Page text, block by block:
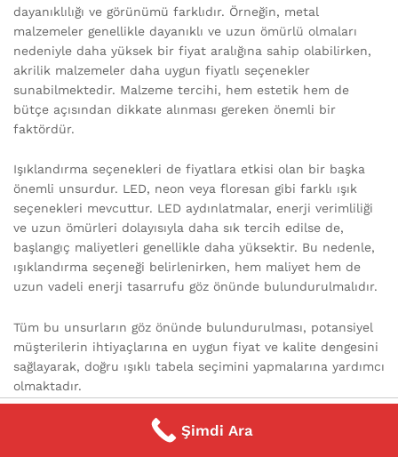
dayanıklılığı ve görünümü farklıdır. Örneğin, metal
malzemeler genellikle dayanıklı ve uzun ömürlü olmaları
nedeniyle daha yüksek bir fiyat aralığına sahip olabilirken,
akrilik malzemeler daha uygun fiyatlı seçenekler
sunabilmektedir. Malzeme tercihi, hem estetik hem de
bütçe açısından dikkate alınması gereken önemli bir
faktördür.
Işıklandırma seçenekleri de fiyatlara etkisi olan bir başka
önemli unsurdur. LED, neon veya floresan gibi farklı ışık
seçenekleri mevcuttur. LED aydınlatmalar, enerji verimliliği
ve uzun ömürleri dolayısıyla daha sık tercih edilse de,
başlangıç maliyetleri genellikle daha yüksektir. Bu nedenle,
ışıklandırma seçeneği belirlenirken, hem maliyet hem de
uzun vadeli enerji tasarrufu göz önünde bulundurulmalıdır.
Tüm bu unsurların göz önünde bulundurulması, potansiyel
müşterilerin ihtiyaçlarına en uygun fiyat ve kalite dengesini
sağlayarak, doğru ışıklı tabela seçimini yapmalarına yardımcı
olmaktadır.
Category Search
Şimdi Ara